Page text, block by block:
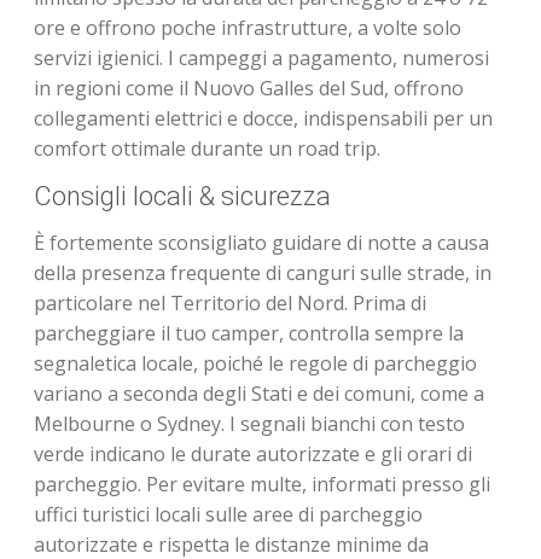
ore e offrono poche infrastrutture, a volte solo
servizi igienici. I campeggi a pagamento, numerosi
in regioni come il Nuovo Galles del Sud, offrono
collegamenti elettrici e docce, indispensabili per un
comfort ottimale durante un road trip.
Consigli locali & sicurezza
È fortemente sconsigliato guidare di notte a causa
della presenza frequente di canguri sulle strade, in
particolare nel Territorio del Nord. Prima di
parcheggiare il tuo camper, controlla sempre la
segnaletica locale, poiché le regole di parcheggio
variano a seconda degli Stati e dei comuni, come a
Melbourne o Sydney. I segnali bianchi con testo
verde indicano le durate autorizzate e gli orari di
parcheggio. Per evitare multe, informati presso gli
uffici turistici locali sulle aree di parcheggio
autorizzate e rispetta le distanze minime da